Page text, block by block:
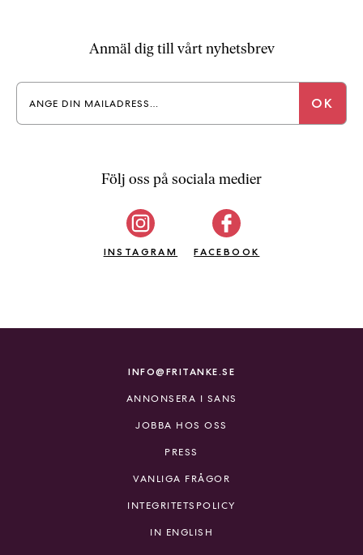
Anmäl dig till vårt nyhetsbrev
Följ oss på sociala medier
INSTAGRAM FACEBOOK
INFO@FRITANKE.SE
ANNONSERA I SANS
JOBBA HOS OSS
PRESS
VANLIGA FRÅGOR
INTEGRITETSPOLICY
IN ENGLISH